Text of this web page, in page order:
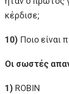
κέρδισε;
10) Ποιο είναι
Οι σωστές
1) ROBIN